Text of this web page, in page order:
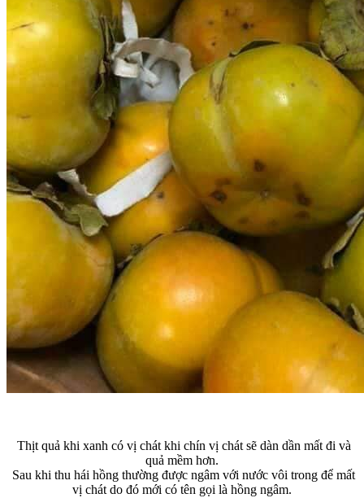
Thịt quả khi xanh có vị chát khi chín vị chát sẽ dàn dần mất đi và
quả mềm hơn.
Sau khi thu hái hồng thường được ngâm với nước vôi trong để mất
vị chát do đó mới có tên gọi là hồng ngâm.